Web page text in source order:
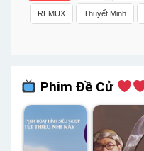
REMUX Thuyết Minh
Phim Đề Cử